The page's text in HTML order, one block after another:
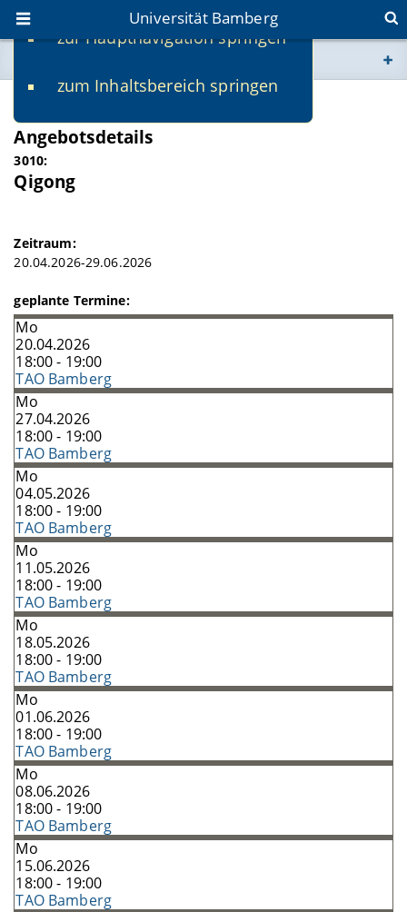
zur Hauptnavigation springen
zum Inhaltsbereich springen
Universität Bamberg
www.uni-bamberg.de
univis.uni-bamberg.de
SS 2026
Angebotsdetails
3010:
Qigong
Zeitraum:
20.04.2026-29.06.2026
geplante Termine:
Mo
20.04.2026
18:00 - 19:00
TAO Bamberg
Mo
27.04.2026
18:00 - 19:00
TAO Bamberg
Mo
04.05.2026
18:00 - 19:00
TAO Bamberg
Mo
11.05.2026
18:00 - 19:00
TAO Bamberg
Mo
18.05.2026
18:00 - 19:00
TAO Bamberg
Mo
01.06.2026
18:00 - 19:00
TAO Bamberg
Mo
08.06.2026
18:00 - 19:00
TAO Bamberg
Mo
15.06.2026
18:00 - 19:00
TAO Bamberg